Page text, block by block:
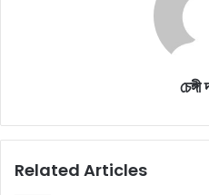
চেঙ্গী
Related Articles